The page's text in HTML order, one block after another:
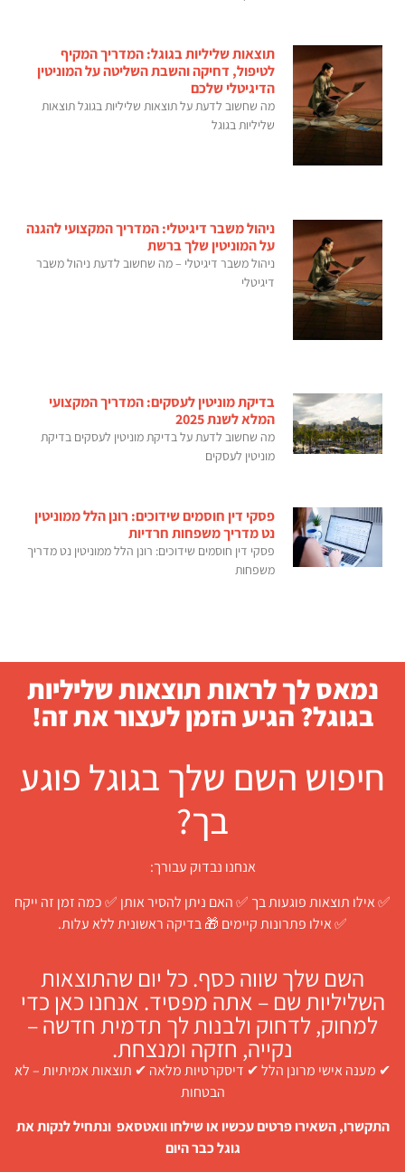
תוצאות שליליות בגוגל: המדריך המקיף
לטיפול, דחיקה והשבת השליטה על המוניטין
הדיגיטלי שלכם
מה שחשוב לדעת על תוצאות שליליות בגוגל תוצאות
שליליות בגוגל
ניהול משבר דיגיטלי: המדריך המקצועי להגנה
על המוניטין שלך ברשת
ניהול משבר דיגיטלי – מה שחשוב לדעת ניהול משבר
דיגיטלי
בדיקת מוניטין לעסקים: המדריך המקצועי
המלא לשנת 2025
מה שחשוב לדעת על בדיקת מוניטין לעסקים בדיקת
מוניטין לעסקים
פסקי דין חוסמים שידוכים: רונן הלל ממוניטין
נט מדריך משפחות חרדיות
פסקי דין חוסמים שידוכים: רונן הלל ממוניטין נט מדריך
משפחות
נמאס לך לראות תוצאות שליליות
בגוגל? הגיע הזמן לעצור את זה!
חיפוש השם שלך בגוגל פוגע
בך?
אנחנו נבדוק עבורך:
✅ אילו תוצאות פוגעות בך ✅ האם ניתן להסיר אותן ✅ כמה זמן זה ייקח
✅ אילו פתרונות קיימים 🎁 בדיקה ראשונית ללא עלות.
השם שלך שווה כסף. כל יום שהתוצאות
השליליות שם – אתה מפסיד. אנחנו כאן כדי
למחוק, לדחוק ולבנות לך תדמית חדשה –
נקייה, חזקה ומנצחת.
✔ מענה אישי מרונן הלל ✔ דיסקרטיות מלאה ✔ תוצאות אמיתיות – לא
הבטחות
התקשרו, השאירו פרטים עכשיו או שילחו וואטסאפ ונתחיל לנקות את
גוגל כבר היום